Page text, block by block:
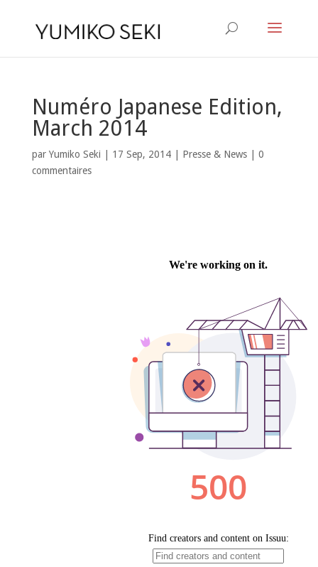
Numéro Japanese Edition,
March 2014
par Yumiko Seki 17 Sep, 2014| Presse & News| 0
commentaires